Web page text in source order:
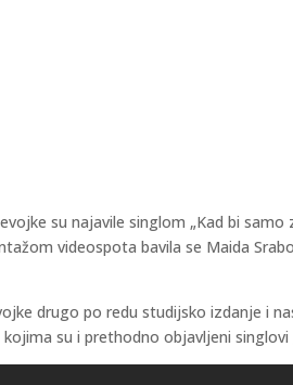
su najavile singlom „Kad bi
videospota bavila se Maida
drugo po redu studijsko izdanje i
su i prethodno objavljeni singlovi